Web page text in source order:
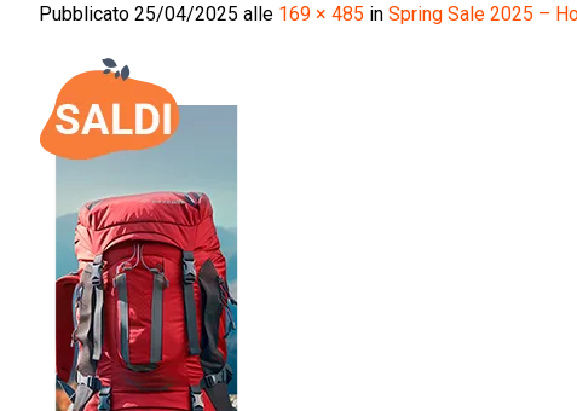
Pubblicato 25/04/2025 alle 169 × 485 in Spring Sale 2025 –